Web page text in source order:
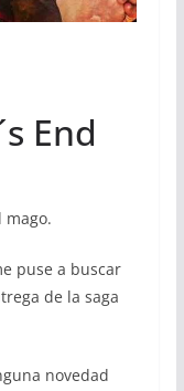
End
mago.
puse a buscar
de la saga
novedad